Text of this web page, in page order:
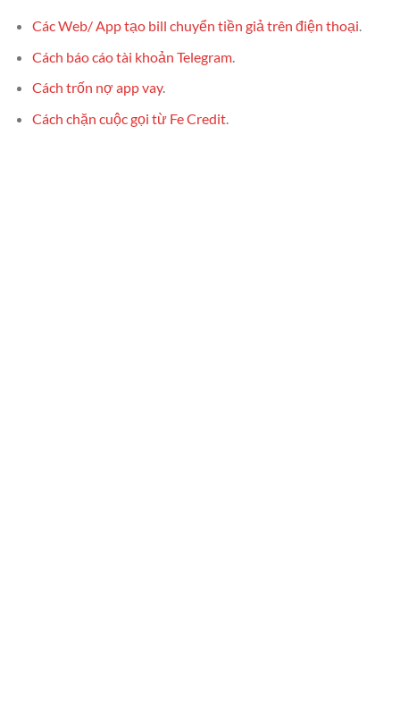
Các Web/ App tạo bill chuyển tiền giả trên điện thoại.
Cách báo cáo tài khoản Telegram.
Cách trốn nợ app vay.
Cách chặn cuộc gọi từ Fe Credit.